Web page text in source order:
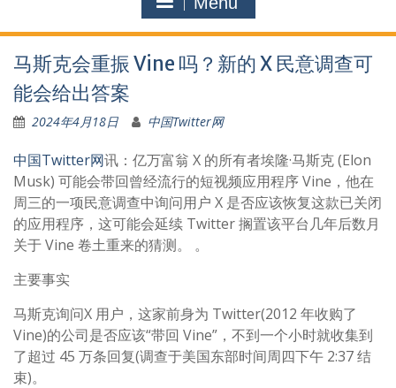
马斯克会重振 Vine 吗？新的 X 民意调查可
能会给出答案
2024年4月18日 中国Twitter网
中国Twitter网讯：亿万富翁 X 的所有者埃隆·马斯克 (Elon
Musk) 可能会带回曾经流行的短视频应用程序 Vine，他在
周三的一项民意调查中询问用户 X 是否应该恢复这款已关闭
的应用程序，这可能会延续 Twitter 搁置该平台几年后数月
关于 Vine 卷土重来的猜测。 。
主要事实
马斯克询问X 用户，这家前身为 Twitter(2012 年收购了
Vine)的公司是否应该“带回 Vine”，不到一个小时就收集到
了超过 45 万条回复(调查于美国东部时间周四下午 2:37 结
束)。